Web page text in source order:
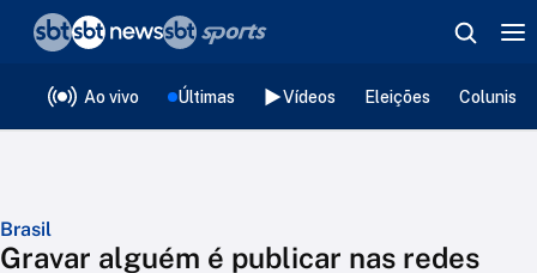
Ao vivo Últimas Vídeos Eleições
Brasil
Gravar alguém é publicar nas redes
❮voltar
Editorias